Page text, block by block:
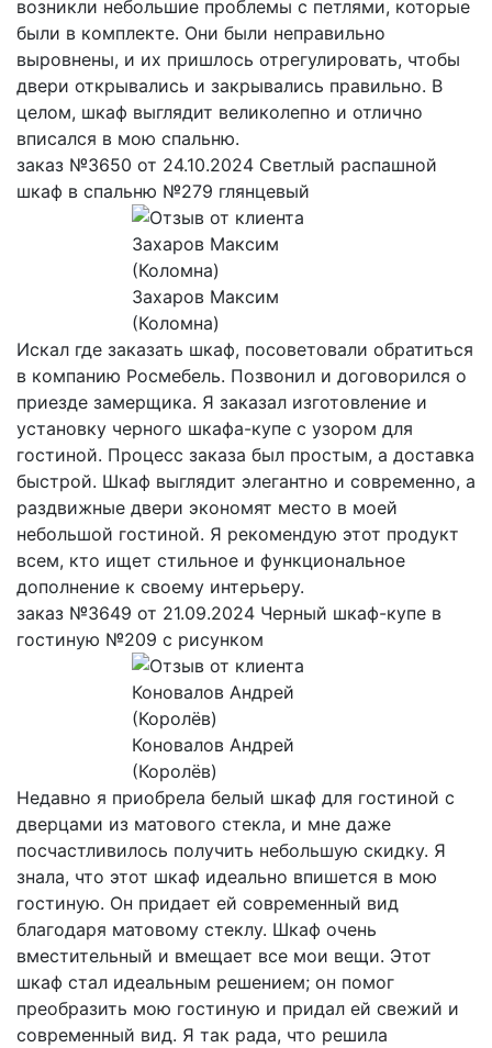
возникли небольшие проблемы с петлями, которые
были в комплекте. Они были неправильно
выровнены, и их пришлось отрегулировать, чтобы
двери открывались и закрывались правильно. В
целом, шкаф выглядит великолепно и отлично
вписался в мою спальню.
заказ №3650 от 24.10.2024 Светлый распашной
шкаф в спальню №279 глянцевый
Захаров Максим
(Коломна)
Искал где заказать шкаф, посоветовали обратиться
в компанию Росмебель. Позвонил и договорился о
приезде замерщика. Я заказал изготовление и
установку черного шкафа-купе с узором для
гостиной. Процесс заказа был простым, а доставка
быстрой. Шкаф выглядит элегантно и современно, а
раздвижные двери экономят место в моей
небольшой гостиной. Я рекомендую этот продукт
всем, кто ищет стильное и функциональное
дополнение к своему интерьеру.
заказ №3649 от 21.09.2024 Черный шкаф-купе в
гостиную №209 с рисунком
Коновалов Андрей
(Королёв)
Недавно я приобрела белый шкаф для гостиной с
дверцами из матового стекла, и мне даже
посчастливилось получить небольшую скидку. Я
знала, что этот шкаф идеально впишется в мою
гостиную. Он придает ей современный вид
благодаря матовому стеклу. Шкаф очень
вместительный и вмещает все мои вещи. Этот
шкаф стал идеальным решением; он помог
преобразить мою гостиную и придал ей свежий и
современный вид. Я так рада, что решила